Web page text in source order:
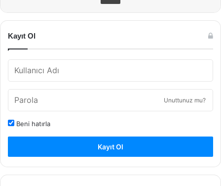
Kayıt Ol
Unuttunuz mu?
Beni hatırla
Kayıt Ol